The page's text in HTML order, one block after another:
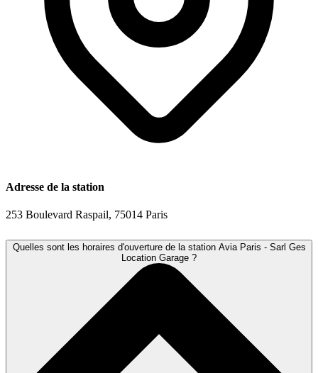
Adresse de la station
253 Boulevard Raspail, 75014 Paris
Quelles sont les horaires d'ouverture de la station Avia Paris - Sarl Ges
Location Garage ?